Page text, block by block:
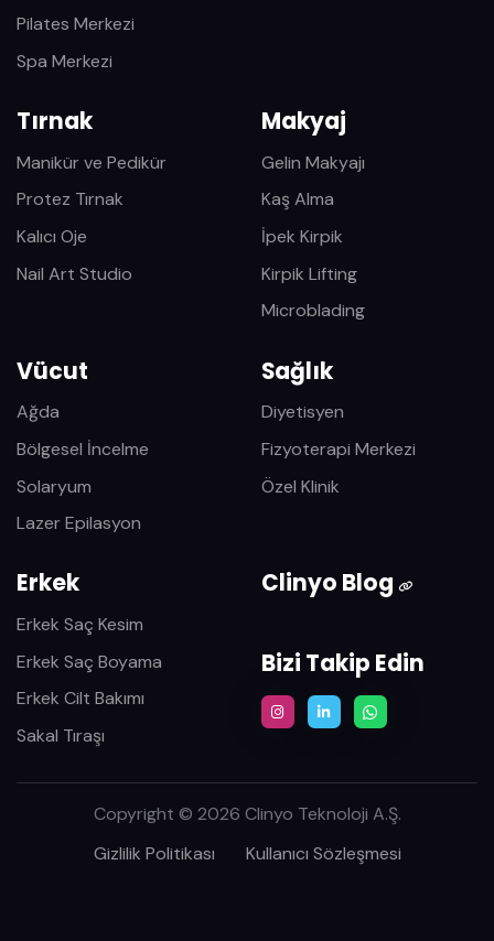
Pilates Merkezi
Spa Merkezi
Tırnak
Manikür ve Pedikür
Protez Tırnak
Kalıcı Oje
Nail Art Studio
Makyaj
Gelin Makyajı
Kaş Alma
İpek Kirpik
Kirpik Lifting
Microblading
Vücut
Ağda
Bölgesel İncelme
Solaryum
Lazer Epilasyon
Sağlık
Diyetisyen
Fizyoterapi Merkezi
Özel Klinik
Erkek
Erkek Saç Kesim
Erkek Saç Boyama
Erkek Cilt Bakımı
Sakal Tıraşı
Clinyo Blog
Bizi Takip Edin
Copyright © 2026 Clinyo Teknoloji A.Ş.
Gizlilik Politikası
Kullanıcı Sözleşmesi